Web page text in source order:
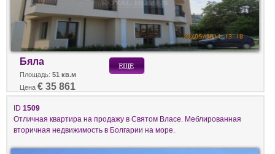
Бяла
Площадь: 51 кв.м
Цена € 35 861
ID 1509
Отличная квартира на продажу в Святом Власе. Меблированная
вторичная недвижимость в Болгарии на море.